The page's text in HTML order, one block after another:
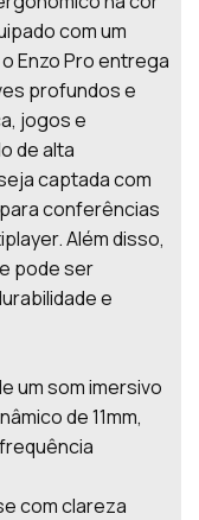
com um
Enzo Pro entrega
profundos e
jogos e
de alta
captada com
conferências
Além disso,
pode ser
e
um som imersivo
de 11mm,
com clareza